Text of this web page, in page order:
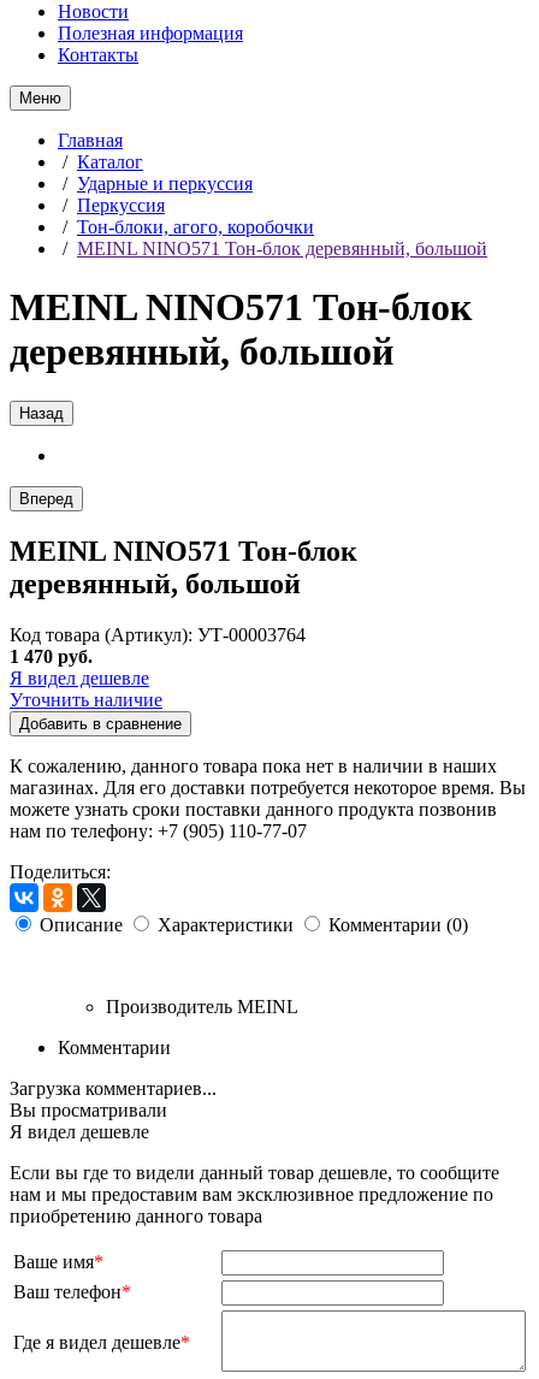
Новости
Полезная информация
Контакты
Меню
Главная
/ Каталог
/ Ударные и перкуссия
/ Перкуссия
/ Тон-блоки, агого, коробочки
/ MEINL NINO571 Тон-блок деревянный, большой
MEINL NINO571 Тон-блок
деревянный, большой
Назад
Вперед
MEINL NINO571 Тон-блок
деревянный, большой
Код товара (Артикул): УТ-00003764
1 470 руб.
Я видел дешевле
Уточнить наличие
Добавить в сравнение
К сожалению, данного товара пока нет в наличии в наших
магазинах. Для его доставки потребуется некоторое время. Вы
можете узнать сроки поставки данного продукта позвонив
нам по телефону: +7 (905) 110-77-07
Поделиться:
Описание Характеристики Комментарии (0)
Производитель MEINL
Комментарии
Загрузка комментариев...
Вы просматривали
Я видел дешевле
Если вы где то видели данный товар дешевле, то сообщите
нам и мы предоставим вам эксклюзивное предложение по
приобретению данного товара
Ваше имя*
Ваш телефон*
Где я видел дешевле*